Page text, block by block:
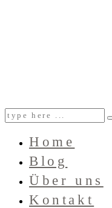
Home
Blog
Über uns
Kontakt